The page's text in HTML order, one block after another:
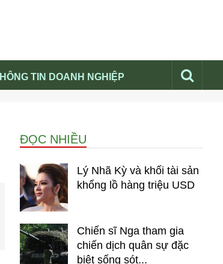
TIN DOANH NGHIỆP
Nổi bật báo nga
Thư viện media
Phân tích thị trường Nga 2026
ĐỌC NHIỀU
Lý Nhã Kỳ và khối tài sản
khổng lồ hàng triệu USD
Chiến sĩ Nga tham gia
chiến dịch quân sự đặc
biệt sống sót...